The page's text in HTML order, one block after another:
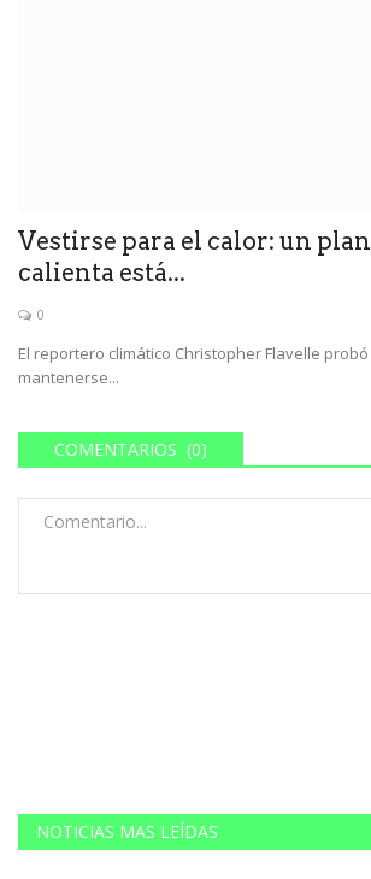
Vestirse para el calor: un
calienta está...
0
El reportero climático Christopher Flavelle
mantenerse...
COMENTARIOS (0)
NOTICIAS MAS LEÍDAS